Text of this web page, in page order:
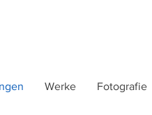
Werke Fotografie